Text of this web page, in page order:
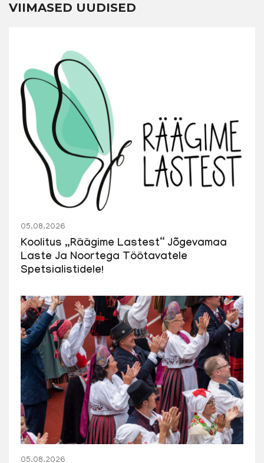
VIIMASED UUDISED
05.08.2026
Koolitus „Räägime Lastest“ Jõgevamaa
Laste Ja Noortega Töötavatele
Spetsialistidele!
05.08.2026